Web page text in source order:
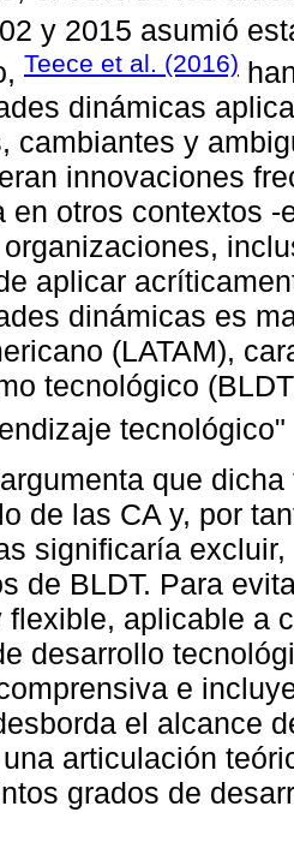
y 2015 asumió
Teece et al. (2016)
dinámicas
cambiantes y
innovaciones
en otros contextos
aplicar
dinámicas es
(LATAM),
tecnológico
tecnológico"
que
de las CA y, por
significaría excluir,
de BLDT. Para
flexible, aplicable a
desarrollo
e
el alcance
articulación
grados de